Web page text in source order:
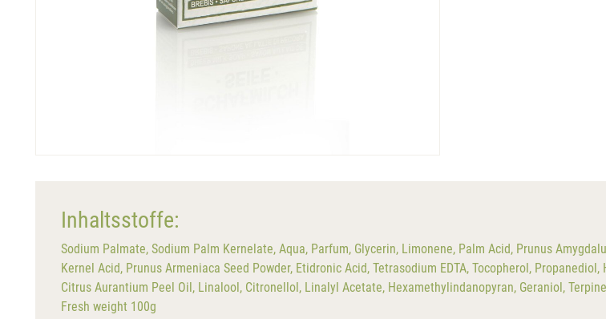
Inhaltsstoffe:
Sodium Palmate, Sodium Palm Kernelate, Aqua, Parfum, Glycerin, Limonene, Palm Acid, Prunus
Kernel Acid, Prunus Armeniaca Seed Powder, Etidronic Acid, Tetrasodium EDTA, Tocopherol,
Citrus Aurantium Peel Oil, Linalool, Citronellol, Linalyl Acetate, Hexamethylindanopyran, Geraniol,
Fresh weight 100g